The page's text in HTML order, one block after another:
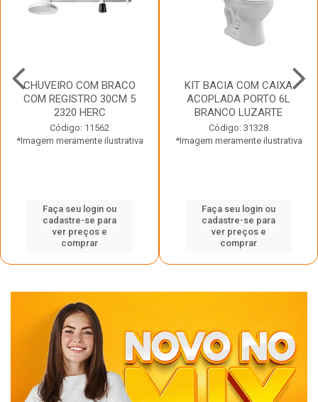
CHUVEIRO COM BRACO
COM REGISTRO 30CM 5
2320 HERC
Código: 11562
*Imagem meramente ilustrativa
Faça seu login ou
cadastre-se para
ver preços e
comprar
KIT BACIA COM CAIXA
ACOPLADA PORTO 6L
BRANCO LUZARTE
Código: 31328
*Imagem meramente ilustrativa
Faça seu login ou
cadastre-se para
ver preços e
comprar